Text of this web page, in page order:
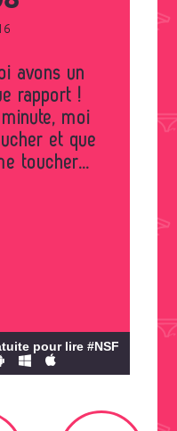
rapport !
moi
et que
toucher...
pour lire #NSF